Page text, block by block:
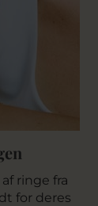
ringe fra
for deres